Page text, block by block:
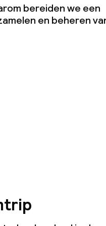
bereiden we een
en beheren